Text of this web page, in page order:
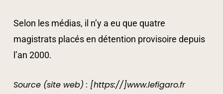
Selon les médias, il n’y a eu que quatre
magistrats placés en détention provisoire depuis
l’an 2000.
Source (site web) : [https://]www.lefigaro.fr